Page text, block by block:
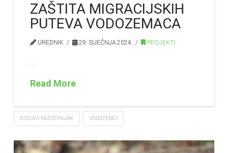
ZAŠTITA MIGRACIJSKIH
PUTEVA VODOZEMACA
UREDNIK 29. SIJEČNJA 2024. PROJEKTI
Read More
PJEGAVI DAŽDEVNJAK VODOZEMCI